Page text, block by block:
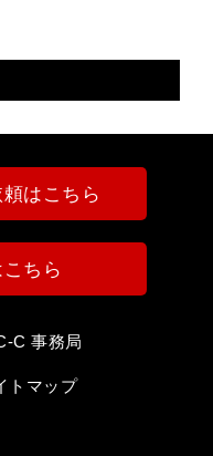
はこちら
ちら
C 事務局
トマップ